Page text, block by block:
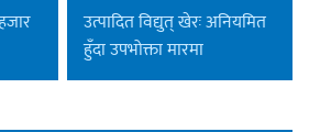
उत्पादित विद्युत् खेरः अनियमित
हुँदा उपभोक्ता मारमा